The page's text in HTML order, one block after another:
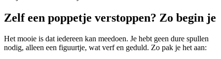
Zelf een poppetje verstoppen? Zo begin je
Het mooie is dat iedereen kan meedoen. Je hebt geen dure spullen
nodig, alleen een figuurtje, wat verf en geduld. Zo pak je het aan: